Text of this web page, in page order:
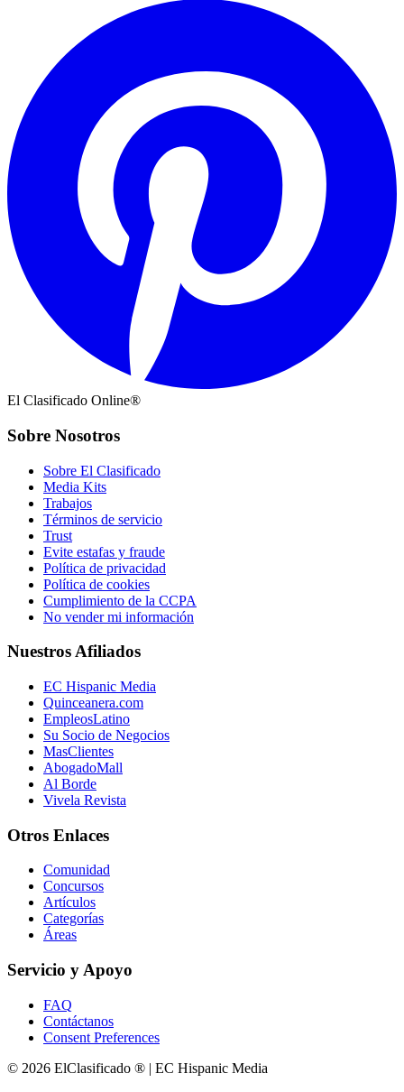
El Clasificado Online®
Sobre Nosotros
Sobre El Clasificado
Media Kits
Trabajos
Términos de servicio
Trust
Evite estafas y fraude
Política de privacidad
Política de cookies
Cumplimiento de la CCPA
No vender mi información
Nuestros Afiliados
EC Hispanic Media
Quinceanera.com
EmpleosLatino
Su Socio de Negocios
MasClientes
AbogadoMall
Al Borde
Vivela Revista
Otros Enlaces
Comunidad
Concursos
Artículos
Categorías
Áreas
Servicio y Apoyo
FAQ
Contáctanos
Consent Preferences
© 2026 ElClasificado ® | EC Hispanic Media